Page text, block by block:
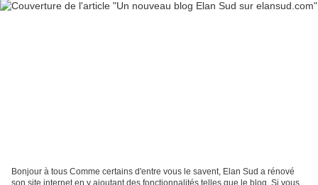
Bonjour à tous Comme certains d'entre vous le savent, Elan Sud a rénové
son site internet en y ajoutant des fonctionnalités telles que le blog. Si vous